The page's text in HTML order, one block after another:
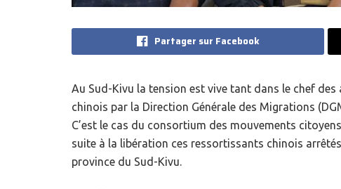
Partager sur Facebook
Au Sud-Kivu la tension est vive tant dans le chef
chinois par la Direction Générale des Migrations
C’est le cas du consortium des mouvements
suite à la libération ces ressortissants chinois
province du Sud-Kivu.